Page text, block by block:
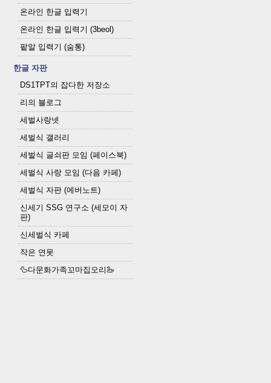
온라인 한글 입력기
온라인 한글 입력기 (3beol)
팥알 입력기 (숨통)
한글 자판
DS1TPT의 잡다한 저장소
리의 블로그
세벌사랑넷
세벌식 갤러리
세벌식 글쇠판 모임 (페이스북)
세벌식 사랑 모임 (다음 카페)
세벌식 자판 (에버노트)
신세기 SSG 연구소 (세모이 자
판)
신세벌식 카페
작은 연못
🦆다문화가족꼬마집오리🦢